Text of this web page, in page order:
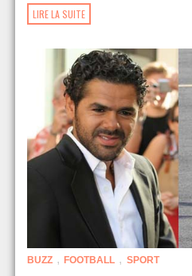
LIRE LA SUITE
BUZZ , FOOTBALL , SPORT